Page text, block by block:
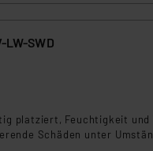
die
Datenübermittlung,
LW-SWD
platziert, Feuchtigkeit und
Schäden unter